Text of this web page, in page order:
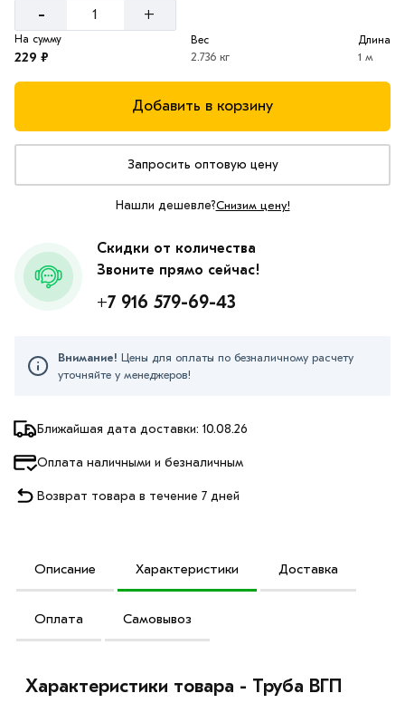
Ближайшая дата доставки: 10.08.26
Оплата наличными и безналичным
Возврат товара в течение 7 дней
- +
На сумму
229 ₽
Вес
2.736 кг
Длина
1 м
Добавить в корзину
Запросить оптовую цену
Нашли дешевле?Снизим цену!
Скидки от количества
Звоните прямо сейчас!
+7 916 579-69-43
Внимание! Цены для оплаты по безналичному расчету
уточняйте у менеджеров!
Описание Характеристики Доставка
Оплата Самовывоз
Характеристики товара - Труба ВГП